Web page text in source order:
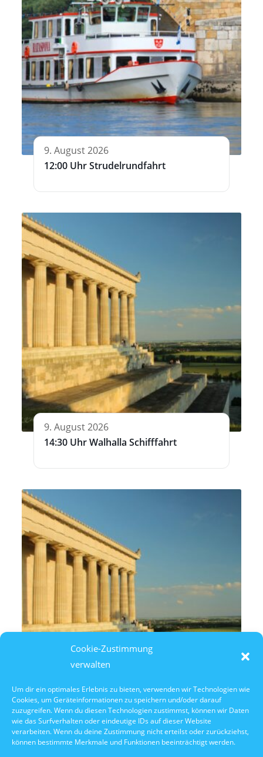
Cookie-Zustimmung
verwalten
Um dir ein optimales Erlebnis zu bieten, verwenden wir Technologien wie
Cookies, um Geräteinformationen zu speichern und/oder darauf
zuzugreifen. Wenn du diesen Technologien zustimmst, können wir Daten
wie das Surfverhalten oder eindeutige IDs auf dieser Website
verarbeiten. Wenn du deine Zustimmung nicht erteilst oder zurückziehst,
können bestimmte Merkmale und Funktionen beeinträchtigt werden.
9. August 2026
12:00 Uhr Strudelrundfahrt
9. August 2026
14:30 Uhr Walhalla Schifffahrt
10. Oktober 2026
10:30 Uhr Walhalla Schifffahrt